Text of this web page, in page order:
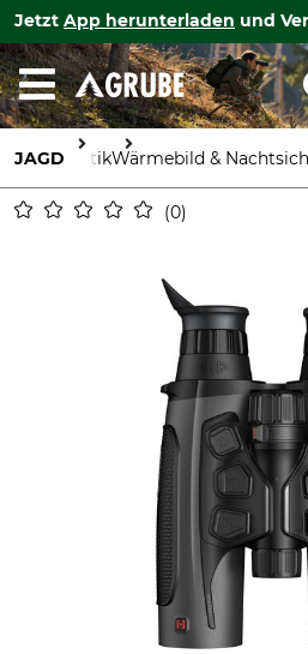
Jetzt App herunterladen und
JAGD OptikWärmebild &
0